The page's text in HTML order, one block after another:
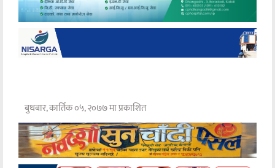
बुधबार, कार्तिक ०५, २०७७ मा प्रकाशित